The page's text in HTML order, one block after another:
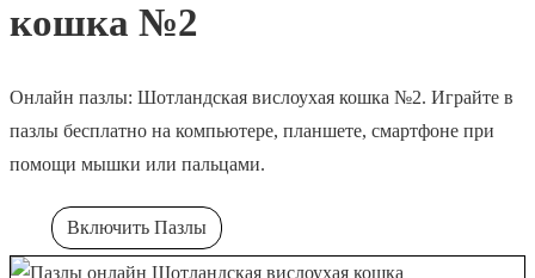
кошка №2
Онлайн пазлы: Шотландская вислоухая кошка №2. Играйте в
пазлы бесплатно на компьютере, планшете, смартфоне при
помощи мышки или пальцами.
Включить Пазлы